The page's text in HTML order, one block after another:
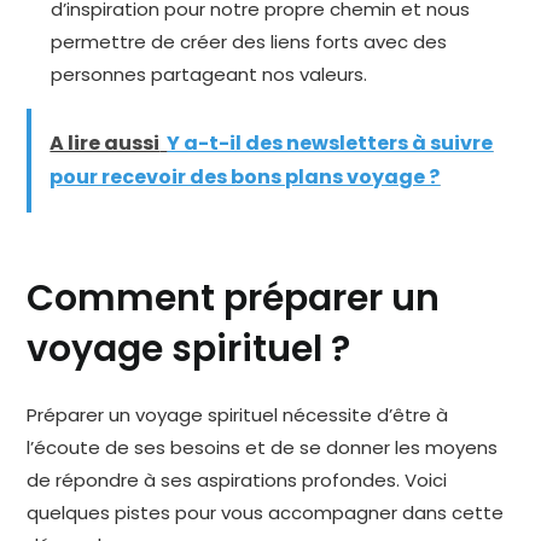
d’inspiration pour notre propre chemin et nous
permettre de créer des liens forts avec des
personnes partageant nos valeurs.
A lire aussi Y a-t-il des newsletters à suivre
pour recevoir des bons plans voyage ?
Comment préparer un
voyage spirituel ?
Préparer un voyage spirituel nécessite d’être à
l’écoute de ses besoins et de se donner les moyens
de répondre à ses aspirations profondes. Voici
quelques pistes pour vous accompagner dans cette